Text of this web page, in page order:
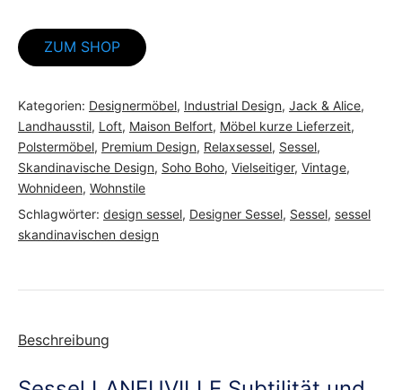
ZUM SHOP
Kategorien: Designermöbel, Industrial Design, Jack & Alice,
Landhausstil, Loft, Maison Belfort, Möbel kurze Lieferzeit,
Polstermöbel, Premium Design, Relaxsessel, Sessel,
Skandinavische Design, Soho Boho, Vielseitiger, Vintage,
Wohnideen, Wohnstile
Schlagwörter: design sessel, Designer Sessel, Sessel, sessel
skandinavischen design
Beschreibung